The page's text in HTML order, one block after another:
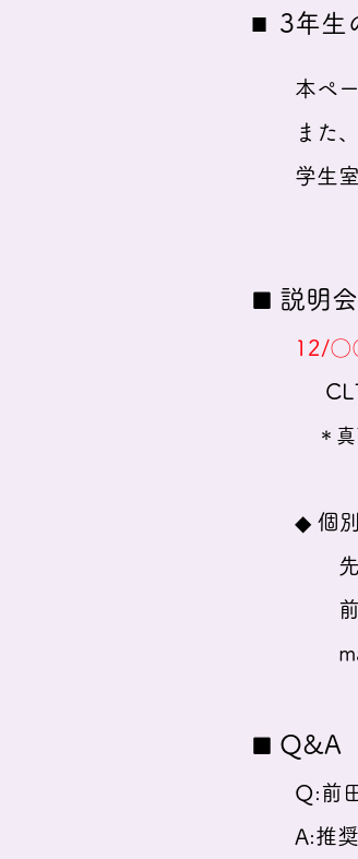
■ 3年生
本ペー
また、
学生室
説明
12/〇
CLT
＊
◆ 個別説
先輩の
前田先
Q&A
Q:前田
A:推奨